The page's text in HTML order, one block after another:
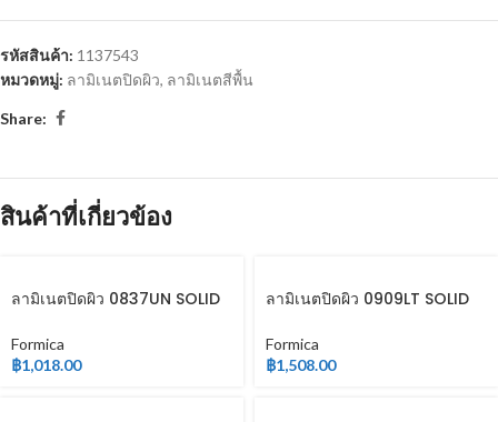
รหัสสินค้า: 1137543
หมวดหมู่: ลามิเนตปิดผิว, ลามิเนตสีพื้น
Share:
สินค้าที่เกี่ยวข้อง
ลามิเนตปิดผิว 0837UN SOLID
Formica
฿1,018.00
ลามิเนตปิดผิว 0909LT SOLID
Formica
฿1,508.00